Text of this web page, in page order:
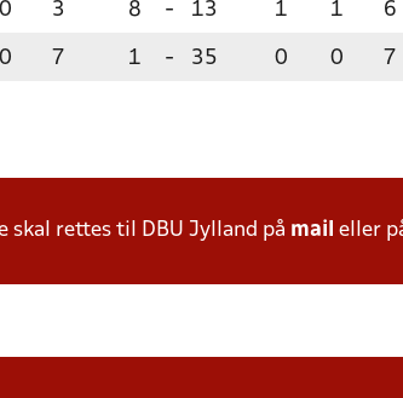
0 3 8 - 13 1 1 6
0 7 1 - 35 0 0 7
skal rettes til DBU Jylland på mail eller